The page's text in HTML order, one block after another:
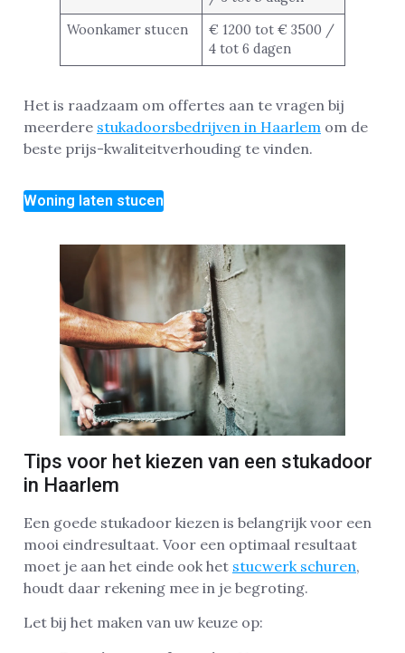
Woonkamer stucen
€ 1200 tot € 3500 /
4 tot 6 dagen
Het is raadzaam om offertes aan te vragen bij
meerdere stukadoorsbedrijven in Haarlem om de
beste prijs-kwaliteitverhouding te vinden.
Woning laten stucen
Tips voor het kiezen van een stukadoor
in Haarlem
Een goede stukadoor kiezen is belangrijk voor een
mooi eindresultaat. Voor een optimaal resultaat
moet je aan het einde ook het stucwerk schuren,
houdt daar rekening mee in je begroting.
Let bij het maken van uw keuze op: